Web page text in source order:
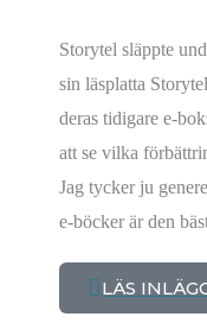
Storytel släppte
sin läsplatta
deras tidigare e-
att se vilka
Jag tycker ju
e-böcker är den
LÄS